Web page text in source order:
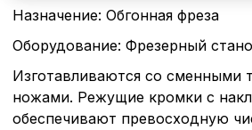
Назначение: Обгонная фреза
Оборудование: Фрезерный
Изготавливаются со сменными
ножами. Режущие кромки с
обеспечивают превосходную